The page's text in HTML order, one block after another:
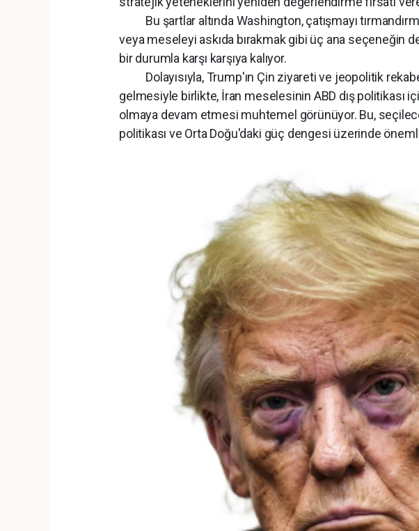
Bu şartlar altında Washington, çatışmayı
veya meseleyi askıda bırakmak gibi üç ana seçeneğin
bir durumla karşı karşıya kalıyor.
Dolayısıyla, Trump'ın Çin ziyareti ve jeopolitik
gelmesiyle birlikte, İran meselesinin ABD dış politikası
olmaya devam etmesi muhtemel görünüyor. Bu,
politikası ve Orta Doğu'daki güç dengesi üzerinde